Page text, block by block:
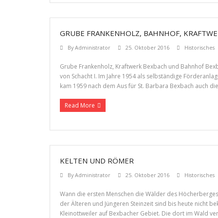
GRUBE FRANKENHOLZ, BAHNHOF,
ByAdministrator 25. Oktober 2016 Historisches
Grube Frankenholz, Kraftwerk Bexbach und Bahnhof
von Schacht I. Im Jahre 1954 als selbständige
kam 1959 nach dem Aus für St. Barbara Bexbach auch
Read More
KELTEN UND RÖMER
ByAdministrator 25. Oktober 2016 Historisches
Wann die ersten Menschen die Wälder des
der Älteren und Jüngeren Steinzeit sind bis heute nicht
Kleinottweiler auf Bexbacher Gebiet. Die dort im Wald